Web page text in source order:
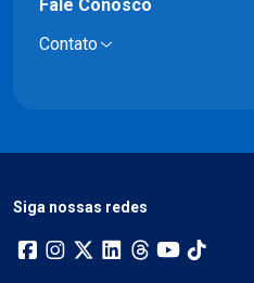
Fale Conosco
Contato
Siga nossas redes